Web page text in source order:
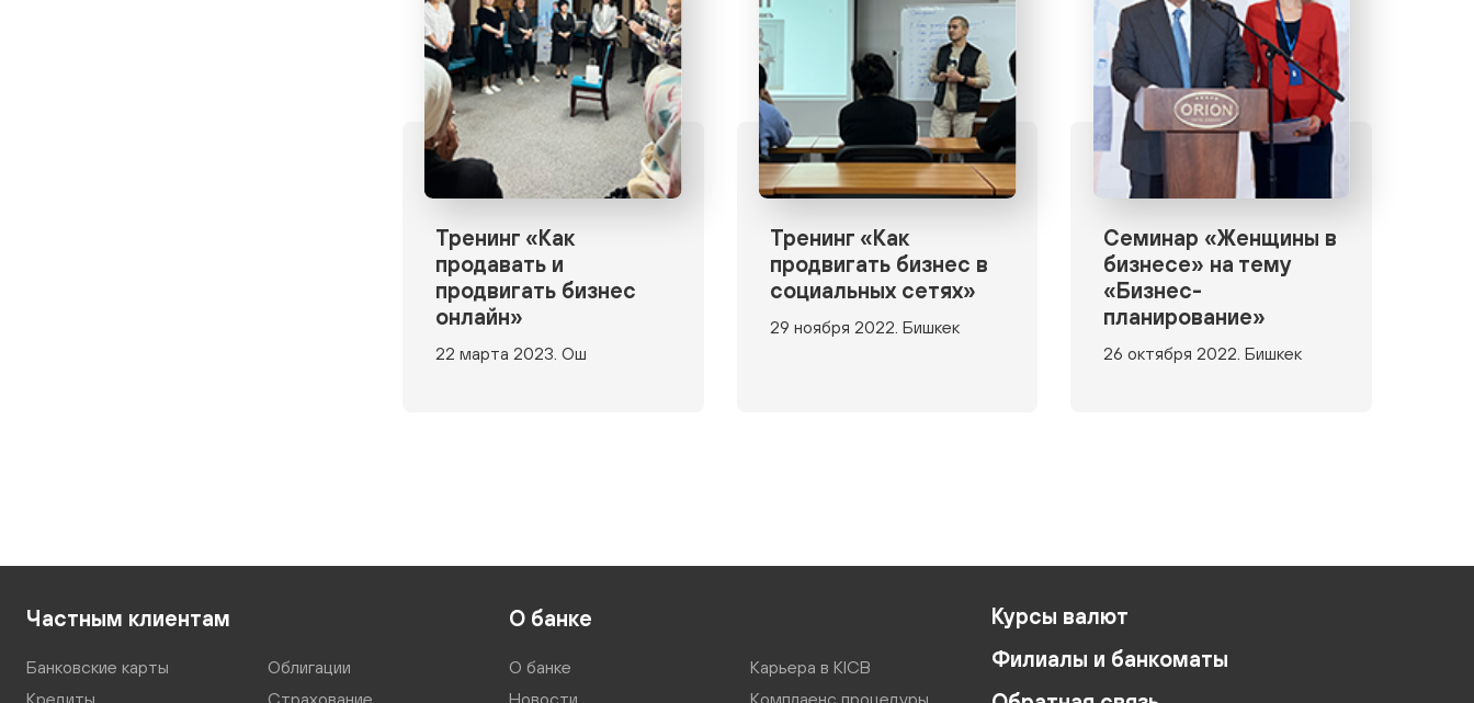
Тренинг «Как
продавать и
продвигать бизнес
онлайн»
22 марта 2023. Ош
Тренинг «Как
продвигать бизнес в
социальных сетях»
29 ноября 2022. Бишкек
Семинар «Женщины в
бизнесе» на тему
«Бизнес-
планирование»
26 октября 2022. Бишкек
Частным клиентам
Банковские карты
Кредиты
Облигации
Страхование
О банке
О банке
Новости
Карьера в KICB
Комплаенс процедуры
Курсы валют
Филиалы и банкоматы